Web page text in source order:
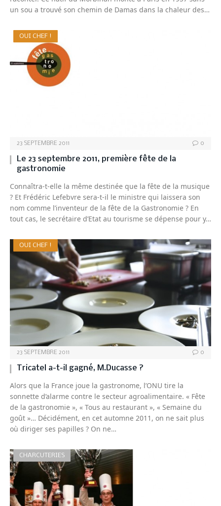
un sou a trouvé son chemin de Damas dans la chaleur des…
OUI CHEF !
23 SEPTEMBRE 2011 0
Le 23 septembre 2011, première fête de la
gastronomie
Connaîtra-t-elle la même destinée que la fête de la musique
? Et Frédéric Lefebvre sera-t-il le ministre qui laissera son
nom comme l’inventeur de la fête de la Gastronomie ? En
tout cas, le secrétaire d’Etat au tourisme se dépense pour y…
OUI CHEF !
23 SEPTEMBRE 2011 0
Tricatel a-t-il gagné, M.Ducasse ?
Alors que la France joue la gastronome, l’ONU tire la
sonnette d’alarme contre le secteur agroalimentaire. « Fête
de la gastronomie », « Tous au restaurant », « Semaine du
goût »… Décidément, en cet automne 2011, on ne sait plus
où diriger ses papilles ? On ne…
CHARCUTERIES